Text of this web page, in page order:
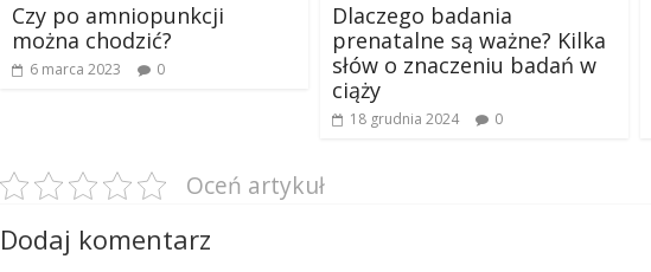
Czy po amniopunkcji
można chodzić?
6 marca 2023 0
Dlaczego badania
prenatalne są ważne? Kilka
słów o znaczeniu badań w
ciąży
18 grudnia 2024 0
Oceń artykuł
Dodaj komentarz